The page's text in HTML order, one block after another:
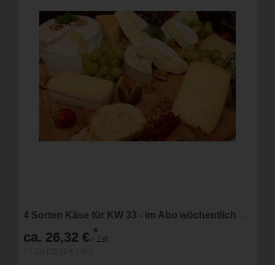
ca. 26,32 € *
/ Zst